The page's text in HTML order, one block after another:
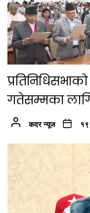
गतेसम्मका
कदर न्यूज १९